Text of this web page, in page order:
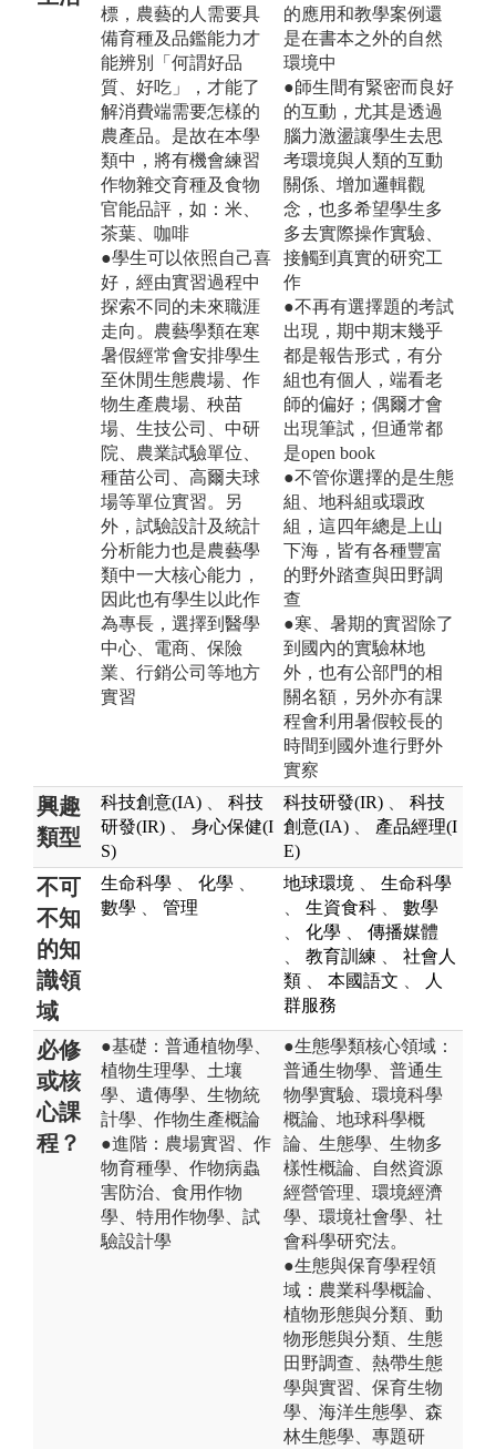
標，農藝的人需要具
備育種及品鑑能力才
能辨別「何謂好品
質、好吃」，才能了
解消費端需要怎樣的
農產品。是故在本學
類中，將有機會練習
作物雜交育種及食物
官能品評，如：米、
茶葉、咖啡
●學生可以依照自己喜
好，經由實習過程中
探索不同的未來職涯
走向。農藝學類在寒
暑假經常會安排學生
至休閒生態農場、作
物生產農場、秧苗
場、生技公司、中研
院、農業試驗單位、
種苗公司、高爾夫球
場等單位實習。另
外，試驗設計及統計
分析能力也是農藝學
類中一大核心能力，
因此也有學生以此作
為專長，選擇到醫學
中心、電商、保險
業、行銷公司等地方
實習
的應用和教學案例還
是在書本之外的自然
環境中
●師生間有緊密而良好
的互動，尤其是透過
腦力激盪讓學生去思
考環境與人類的互動
關係、增加邏輯觀
念，也多希望學生多
多去實際操作實驗、
接觸到真實的研究工
作
●不再有選擇題的考試
出現，期中期末幾乎
都是報告形式，有分
組也有個人，端看老
師的偏好；偶爾才會
出現筆試，但通常都
是open book
●不管你選擇的是生態
組、地科組或環政
組，這四年總是上山
下海，皆有各種豐富
的野外踏查與田野調
查
●寒、暑期的實習除了
到國內的實驗林地
外，也有公部門的相
關名額，另外亦有課
程會利用暑假較長的
時間到國外進行野外
實察
興趣
類型
科技創意(IA)
科技
研發(IR)
身心保健(I
S)
科技研發(IR)
科技
創意(IA)
產品經理(I
E)
不可
不知
的知
識領
域
生命科學 化學
數學
管理
地球環境
生命科學
生資食科
數學
化學
傳播媒體
教育訓練
社會人
類
本國語文
人
群服務
必修
或核
心課
程？
●基礎：普通植物學、
植物生理學、土壤
學、遺傳學、生物統
計學、作物生產概論
●進階：農場實習、作
物育種學、作物病蟲
害防治、食用作物
學、特用作物學、試
驗設計學
●生態學類核心領域：
普通生物學、普通生
物學實驗、環境科學
概論、地球科學概
論、生態學、生物多
樣性概論、自然資源
經營管理、環境經濟
學、環境社會學、社
會科學研究法。
●生態與保育學程領
域：農業科學概論、
植物形態與分類、動
物形態與分類、生態
田野調查、熱帶生態
學與實習、保育生物
學、海洋生態學、森
林生態學、專題研